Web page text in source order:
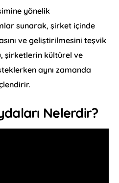
yönelik
sunarak, şirket içinde
ve geliştirilmesini teşvik
şirketlerin kültürel ve
aynı zamanda
Nelerdir?